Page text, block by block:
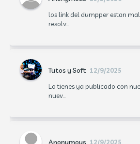
los link del dumpper estan
resolv...
Tutos y Soft 12/9/2025
Lo tienes ya publicado con
nuev...
Anonymous 12/9/2025